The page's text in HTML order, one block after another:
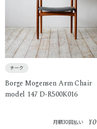
チーク
Borge Mogensen Arm Chair
model 147 D-R500K016
月額30回払い ¥0